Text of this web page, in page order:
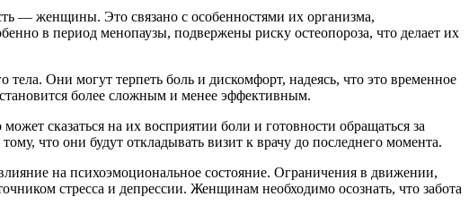
— женщины. Это связано с особенностями их организма,
в период менопаузы, подвержены риску остеопороза, что делает их
Они могут терпеть боль и дискомфорт, надеясь, что это временное
более сложным и менее эффективным.
сказаться на их восприятии боли и готовности обращаться за
что они будут откладывать визит к врачу до последнего момента.
на психоэмоциональное состояние. Ограничения в движении,
стресса и депрессии. Женщинам необходимо осознать, что забота